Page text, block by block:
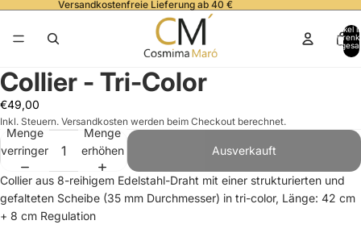
Versandkostenfreie Lieferung ab 40 €
Artikel
Collier - Tri-Color
€49,00
Inkl. Steuern. Versandkosten werden beim Checkout berechnet.
Menge
verringern
Menge
erhöhen
Ausverkauft
Collier aus 8-reihigem Edelstahl-Draht mit einer strukturierten und
gefalteten Scheibe (35 mm Durchmesser) in tri-color, Länge: 42 cm
+ 8 cm Regulation